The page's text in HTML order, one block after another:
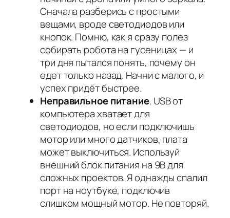
Сначала разберись с простыми
вещами, вроде светодиодов или
кнопок. Помню, как я сразу полез
собирать робота на гусеницах — и
три дня пытался понять, почему он
едет только назад. Начни с малого, и
успех придёт быстрее.
Неправильное питание. USB от
компьютера хватает для
светодиодов, но если подключишь
мотор или много датчиков, плата
может выключиться. Используй
внешний блок питания на 9В для
сложных проектов. Я однажды спалил
порт на ноутбуке, подключив
слишком мощный мотор. Не повторяй.